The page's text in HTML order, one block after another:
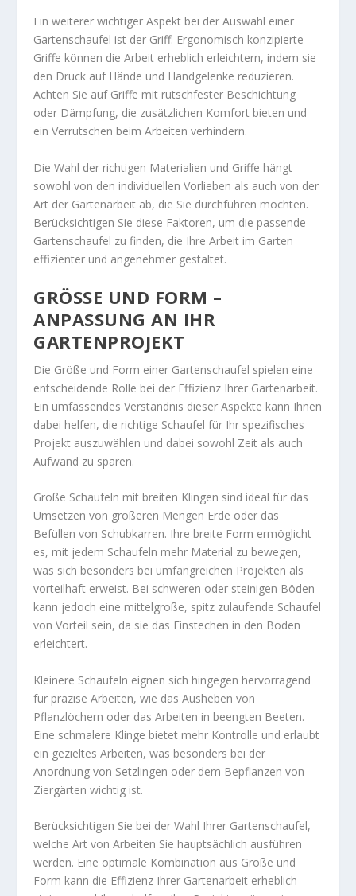
Ein weiterer wichtiger Aspekt bei der Auswahl einer
Gartenschaufel ist der Griff. Ergonomisch konzipierte
Griffe können die Arbeit erheblich erleichtern, indem sie
den Druck auf Hände und Handgelenke reduzieren.
Achten Sie auf Griffe mit rutschfester Beschichtung
oder Dämpfung, die zusätzlichen Komfort bieten und
ein Verrutschen beim Arbeiten verhindern.
Die Wahl der richtigen Materialien und Griffe hängt
sowohl von den individuellen Vorlieben als auch von der
Art der Gartenarbeit ab, die Sie durchführen möchten.
Berücksichtigen Sie diese Faktoren, um die passende
Gartenschaufel zu finden, die Ihre Arbeit im Garten
effizienter und angenehmer gestaltet.
GRÖSSE UND FORM – A
NPASSUNG AN IHR G
ARTENPROJEKT
Die Größe und Form einer Gartenschaufel spielen eine
entscheidende Rolle bei der Effizienz Ihrer Gartenarbeit.
Ein umfassendes Verständnis dieser Aspekte kann Ihnen
dabei helfen, die richtige Schaufel für Ihr spezifisches
Projekt auszuwählen und dabei sowohl Zeit als auch
Aufwand zu sparen.
Große Schaufeln mit breiten Klingen sind ideal für das
Umsetzen von größeren Mengen Erde oder das
Befüllen von Schubkarren. Ihre breite Form ermöglicht
es, mit jedem Schaufeln mehr Material zu bewegen,
was sich besonders bei umfangreichen Projekten als
vorteilhaft erweist. Bei schweren oder steinigen Böden
kann jedoch eine mittelgroße, spitz zulaufende Schaufel
von Vorteil sein, da sie das Einstechen in den Boden
erleichtert.
Kleinere Schaufeln eignen sich hingegen hervorragend
für präzise Arbeiten, wie das Ausheben von
Pflanzlöchern oder das Arbeiten in beengten Beeten.
Eine schmalere Klinge bietet mehr Kontrolle und erlaubt
ein gezieltes Arbeiten, was besonders bei der
Anordnung von Setzlingen oder dem Bepflanzen von
Ziergärten wichtig ist.
Berücksichtigen Sie bei der Wahl Ihrer Gartenschaufel,
welche Art von Arbeiten Sie hauptsächlich ausführen
werden. Eine optimale Kombination aus Größe und
Form kann die Effizienz Ihrer Gartenarbeit erheblich